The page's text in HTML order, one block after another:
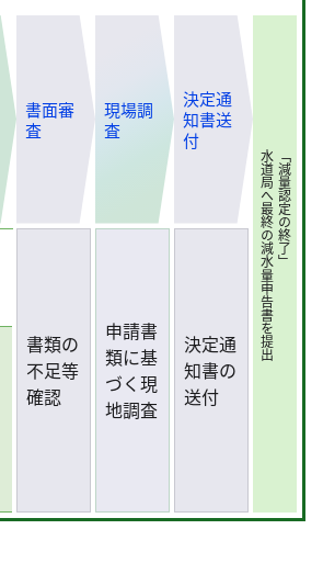
書面審
査
書類の
不足等
確認
現場調
査
申請書
類に基
づく現
地調査
決定通
知書送
付
決定通
知書の
送付
水道局へ最終の減水量申告書を提出「減量認定の終了」